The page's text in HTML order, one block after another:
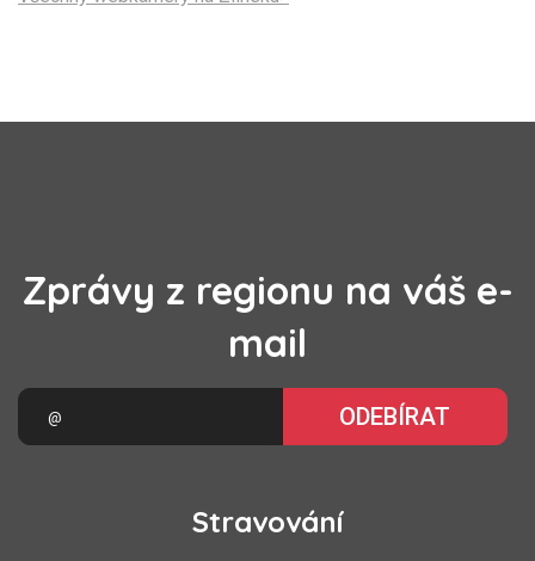
Zprávy z regionu na váš e-
mail
ODEBÍRAT
Stravování